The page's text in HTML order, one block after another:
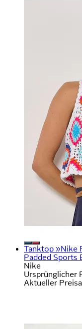
Tanktop »Nike
Padded Sports
Nike
Ursprünglicher
Aktueller Preis